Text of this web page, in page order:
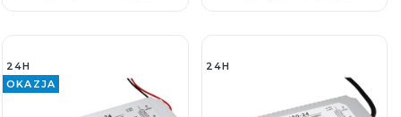
24H
OKAZJA
24H